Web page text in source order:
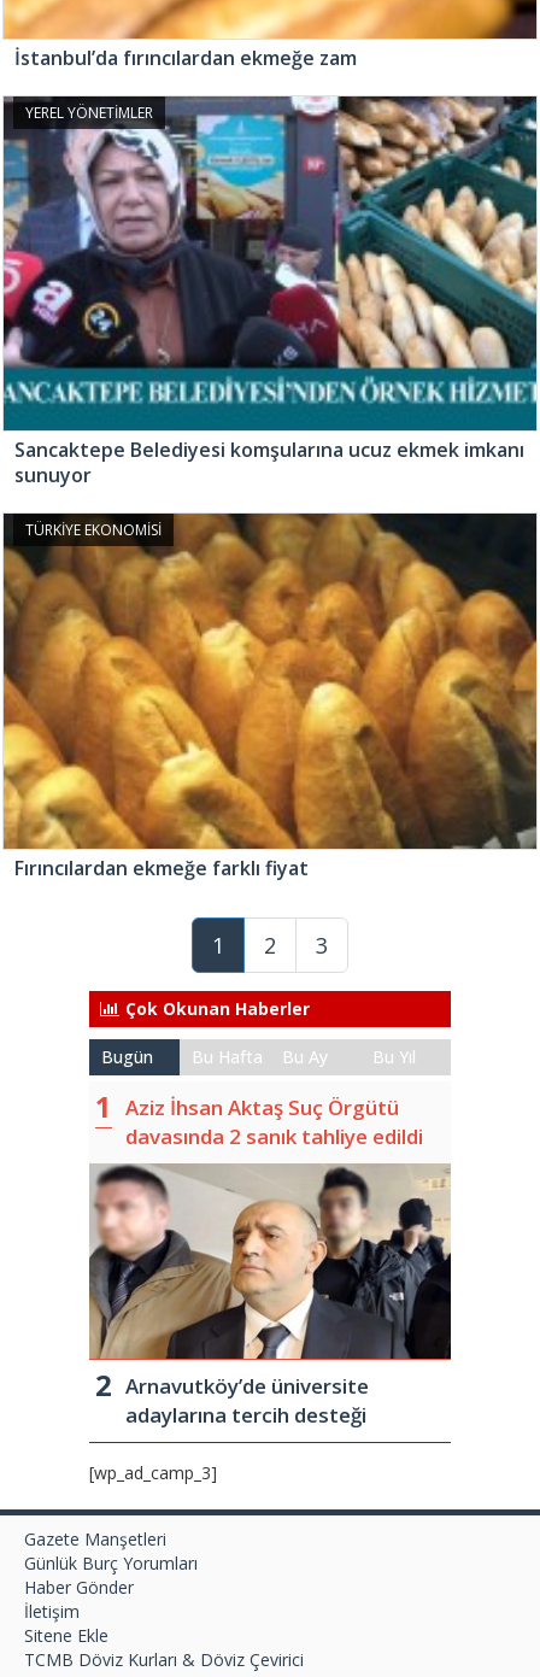
İstanbul’da fırıncılardan ekmeğe zam
YEREL YÖNETİMLER
Sancaktepe Belediyesi komşularına ucuz ekmek imkanı
sunuyor
TÜRKİYE EKONOMİSİ
Fırıncılardan ekmeğe farklı fiyat
1 2 3
Çok Okunan Haberler
Bugün Bu Hafta Bu Ay Bu Yıl
Aziz İhsan Aktaş Suç Örgütü
davasında 2 sanık tahliye edildi
Arnavutköy’de üniversite
adaylarına tercih desteği
[wp_ad_camp_3]
Gazete Manşetleri
Günlük Burç Yorumları
Haber Gönder
İletişim
Sitene Ekle
TCMB Döviz Kurları & Döviz Çevirici